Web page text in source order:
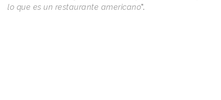
lo que es un restaurante americano”.